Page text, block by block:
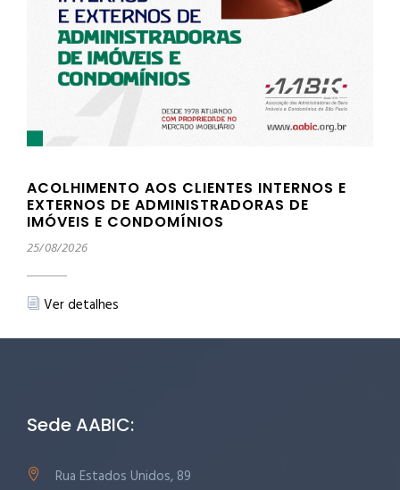
ACOLHIMENTO AOS CLIENTES INTERNOS E
EXTERNOS DE ADMINISTRADORAS DE
IMÓVEIS E CONDOMÍNIOS
25/08/2026
Ver detalhes
Sede AABIC:
Rua Estados Unidos, 89